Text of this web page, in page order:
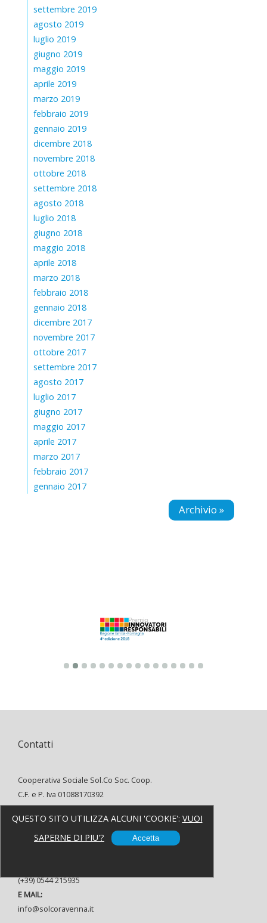
QUESTO SITO UTILIZZA ALCUNI 'COOKIE': VUOI
SAPERNE DI PIU'?
Accetta
settembre 2019
agosto 2019
luglio 2019
giugno 2019
maggio 2019
aprile 2019
marzo 2019
febbraio 2019
gennaio 2019
dicembre 2018
novembre 2018
ottobre 2018
settembre 2018
agosto 2018
luglio 2018
giugno 2018
maggio 2018
aprile 2018
marzo 2018
febbraio 2018
gennaio 2018
dicembre 2017
novembre 2017
ottobre 2017
settembre 2017
agosto 2017
luglio 2017
giugno 2017
maggio 2017
aprile 2017
marzo 2017
febbraio 2017
gennaio 2017
Archivio »
Contatti
Cooperativa Sociale Sol.Co Soc. Coop.
C.F. e P. Iva 01088170392
INDIRIZZO:
Via Alfredo Oriani, 8 48121 Ravenna
TELEFONO:
(+39) 0544 215935
E MAIL:
info@solcoravenna.it